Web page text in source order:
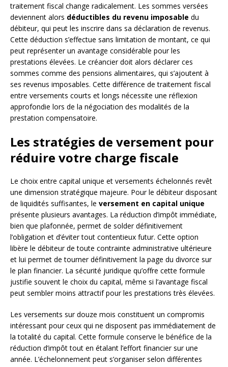
traitement fiscal change radicalement. Les sommes versées
deviennent alors déductibles du revenu imposable du
débiteur, qui peut les inscrire dans sa déclaration de revenus.
Cette déduction s’effectue sans limitation de montant, ce qui
peut représenter un avantage considérable pour les
prestations élevées. Le créancier doit alors déclarer ces
sommes comme des pensions alimentaires, qui s’ajoutent à
ses revenus imposables. Cette différence de traitement fiscal
entre versements courts et longs nécessite une réflexion
approfondie lors de la négociation des modalités de la
prestation compensatoire.
Les stratégies de versement pour
réduire votre charge fiscale
Le choix entre capital unique et versements échelonnés revêt
une dimension stratégique majeure. Pour le débiteur disposant
de liquidités suffisantes, le versement en capital unique
présente plusieurs avantages. La réduction d’impôt immédiate,
bien que plafonnée, permet de solder définitivement
l’obligation et d’éviter tout contentieux futur. Cette option
libère le débiteur de toute contrainte administrative ultérieure
et lui permet de tourner définitivement la page du divorce sur
le plan financier. La sécurité juridique qu’offre cette formule
justifie souvent le choix du capital, même si l’avantage fiscal
peut sembler moins attractif pour les prestations très élevées.
Les versements sur douze mois constituent un compromis
intéressant pour ceux qui ne disposent pas immédiatement de
la totalité du capital. Cette formule conserve le bénéfice de la
réduction d’impôt tout en étalant l’effort financier sur une
année. L’échelonnement peut s’organiser selon différentes